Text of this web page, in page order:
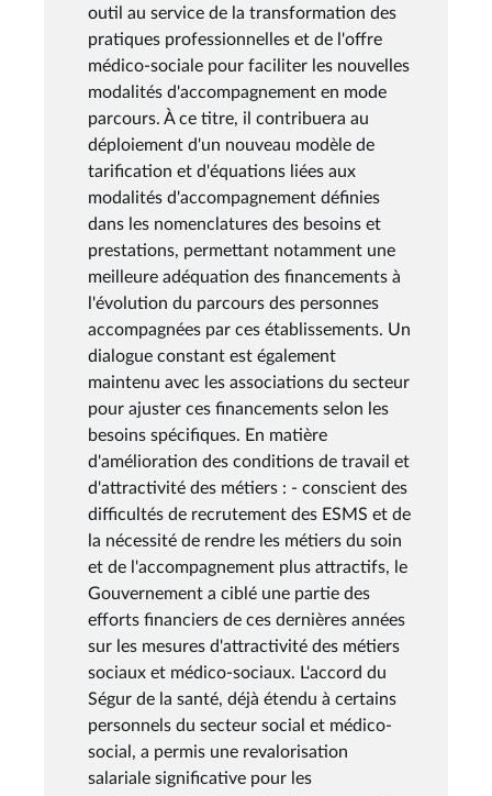
outil au service de la transformation des
pratiques professionnelles et de l'offre
médico-sociale pour faciliter les nouvelles
modalités d'accompagnement en mode
parcours. À ce titre, il contribuera au
déploiement d'un nouveau modèle de
tarification et d'équations liées aux
modalités d'accompagnement définies
dans les nomenclatures des besoins et
prestations, permettant notamment une
meilleure adéquation des financements à
l'évolution du parcours des personnes
accompagnées par ces établissements. Un
dialogue constant est également
maintenu avec les associations du secteur
pour ajuster ces financements selon les
besoins spécifiques. En matière
d'amélioration des conditions de travail et
d'attractivité des métiers : - conscient des
difficultés de recrutement des ESMS et de
la nécessité de rendre les métiers du soin
et de l'accompagnement plus attractifs, le
Gouvernement a ciblé une partie des
efforts financiers de ces dernières années
sur les mesures d'attractivité des métiers
sociaux et médico-sociaux. L'accord du
Ségur de la santé, déjà étendu à certains
personnels du secteur social et médico-
social, a permis une revalorisation
salariale significative pour les